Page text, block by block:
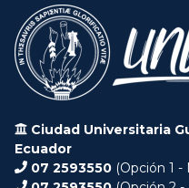
Ciudad Universitaria
Ecuador
07 2593550 (Opción 1 -